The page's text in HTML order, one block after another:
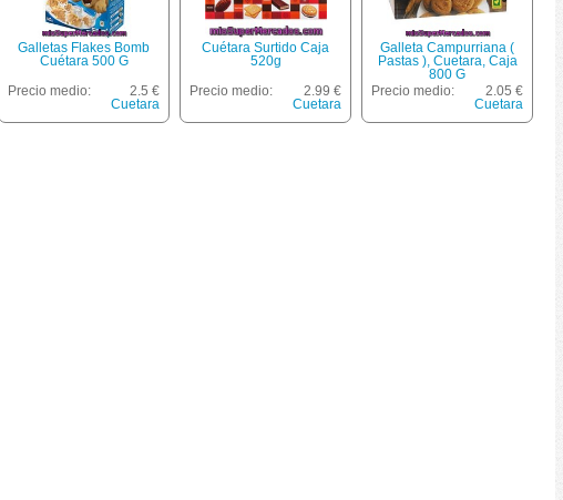
Galletas Flakes Bomb
Cuétara 500 G
Precio medio:
2.5 €
Cuetara
Cuétara Surtido Caja
520g
Precio medio:
2.99 €
Cuetara
Galleta Campurriana (
Pastas ), Cuetara, Caja
800 G
Precio medio:
2.05 €
Cuetara